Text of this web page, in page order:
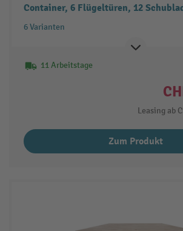
Container, 6 Flügeltüren, 12
6 Varianten
11 Arbeitstage
Leasing ab
Zum Produkt